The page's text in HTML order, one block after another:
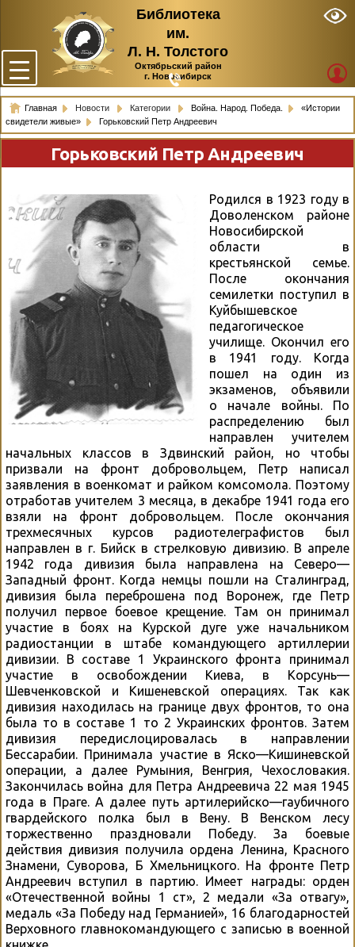
Библиотека
им.
Л. Н. Толстого
Октябрьский район
г. Новосибирск
Главная Новости Категории Война. Народ. Победа.
«Истории
свидетели живые»
Горьковский Петр Андреевич
Горьковский Петр Андреевич
Родился в 1923 году в
Доволенском районе
Новосибирской
области в
крестьянской семье.
После окончания
семилетки поступил в
Куйбышевское
педагогическое
училище. Окончил его
в 1941 году. Когда
пошел на один из
экзаменов, объявили
о начале войны. По
распределению был
направлен учителем
начальных классов в Здвинский район, но чтобы
призвали на фронт добровольцем, Петр написал
заявления в военкомат и райком комсомола. Поэтому
отработав учителем 3 месяца, в декабре 1941 года его
взяли на фронт добровольцем. После окончания
трехмесячных курсов радиотелеграфистов был
направлен в г. Бийск в стрелковую дивизию. В апреле
1942 года дивизия была направлена на Северо—
Западный фронт. Когда немцы пошли на Сталинград,
дивизия была переброшена под Воронеж, где Петр
получил первое боевое крещение. Там он принимал
участие в боях на Курской дуге уже начальником
радиостанции в штабе командующего артиллерии
дивизии. В составе 1 Украинского фронта принимал
участие в освобождении Киева, в Корсунь—
Шевченковской и Кишеневской операциях. Так как
дивизия находилась на границе двух фронтов, то она
была то в составе 1 то 2 Украинских фронтов. Затем
дивизия передислоцировалась в направлении
Бессарабии. Принимала участие в Яско—Кишиневской
операции, а далее Румыния, Венгрия, Чехословакия.
Закончилась война для Петра Андреевича 22 мая 1945
года в Праге. А далее путь артилерийско—гаубичного
гвардейского полка был в Вену. В Венском лесу
торжественно праздновали Победу. За боевые
действия дивизия получила ордена Ленина, Красного
Знамени, Суворова, Б Хмельницкого. На фронте Петр
Андреевич вступил в партию. Имеет награды: орден
«Отечественной войны 1 ст», 2 медали «За отвагу»,
медаль «За Победу над Германией», 16 благодарностей
Верховного главнокомандующего с записью в военной